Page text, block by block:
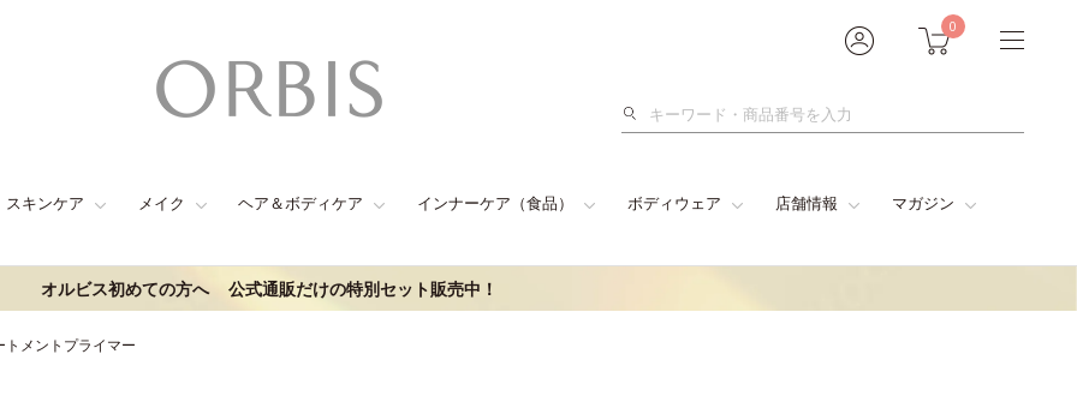
0
検
スキンケア メイク ヘア＆ボディケア インナーケア（食品） ボディウェア 店舗情報 マガジン
オルビス初めての方へ 公式通販だけの特別セット販売中！
メントプライマー